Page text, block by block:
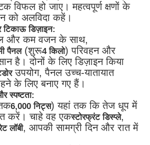
बोर्ड
विफल हो जाए। महत्वपूर्ण क्षणों के
को अलविदा कहें।
डिज़ाइन:
और कम वजन के साथ,
पैनल(शुरू4 किलो) परिवहन और
है। दोनों के लिए डिज़ाइन किया
उपयोग, पैनल उच्च-यातायात
के लिए बनाए गए हैं।
स्पष्टता:
6,000 निट्स) यहां तक कि तेज धूप में
करें। चाहे वह एकस्टोरफ्रंट डिस्प्ले,
लॉबी, आपकी सामग्री दिन और रात में